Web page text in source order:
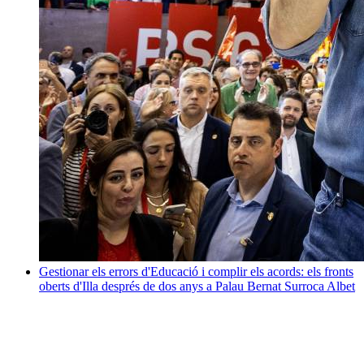
Gestionar els errors d'Educació i complir els acords: els fronts
oberts d'Illa després de dos anys a Palau Bernat Surroca Albet